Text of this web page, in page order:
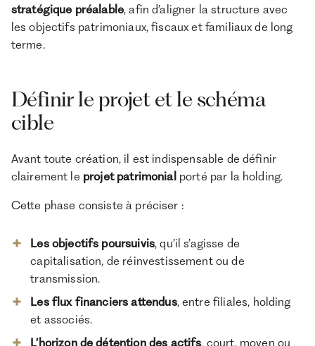
stratégique préalable, afin d’aligner la structure avec
les objectifs patrimoniaux, fiscaux et familiaux de long
terme.
Définir le projet et le schéma
cible
Avant toute création, il est indispensable de définir
clairement le projet patrimonial porté par la holding.
Cette phase consiste à préciser :
Les objectifs poursuivis, qu’il s’agisse de
capitalisation, de réinvestissement ou de
transmission.
Les flux financiers attendus, entre filiales, holding
et associés.
L’horizon de détention des actifs, court, moyen ou